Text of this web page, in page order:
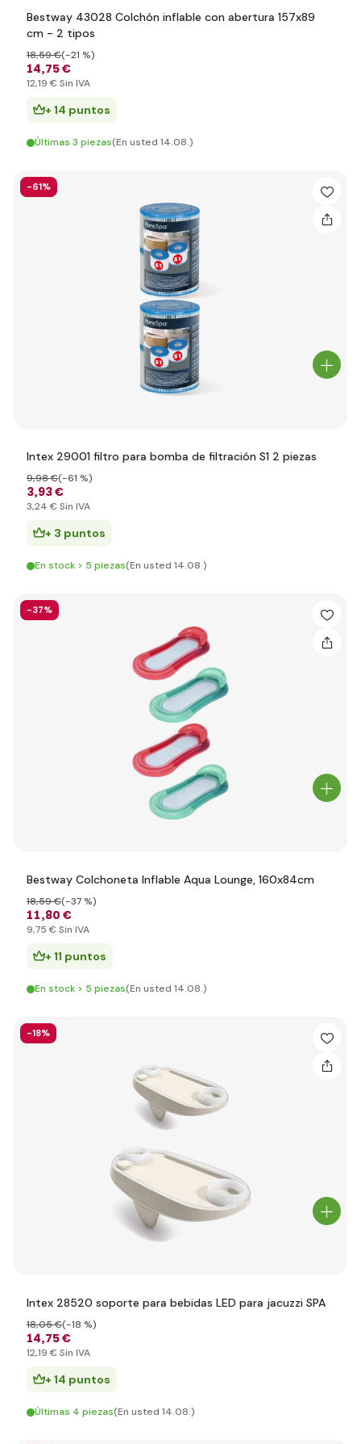
Bestway 43028 Colchón inflable con abertura 157x89
cm - 2 tipos
14,75 €
18,59 €(-21 %)
12,19 € Sin IVA
+ 14 puntos
Últimas 3 piezas(En usted 14.08.)
-61%
Intex 29001 filtro para bomba de filtración S1 2 piezas
3,93 €
9,98 €(-61 %)
3,24 € Sin IVA
+ 3 puntos
En stock > 5 piezas(En usted 14.08.)
-37%
Bestway Colchoneta Inflable Aqua Lounge, 160x84cm
11,80 €
18,59 €(-37 %)
9,75 € Sin IVA
+ 11 puntos
En stock > 5 piezas(En usted 14.08.)
-18%
Intex 28520 soporte para bebidas LED para jacuzzi SPA
14,75 €
18,05 €(-18 %)
12,19 € Sin IVA
+ 14 puntos
Últimas 4 piezas(En usted 14.08.)